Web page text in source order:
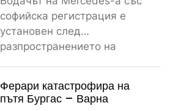
софийска регистрация е
установен след
разпространението на
1000...
Ферари катастрофира на
пътя Бургас – Варна